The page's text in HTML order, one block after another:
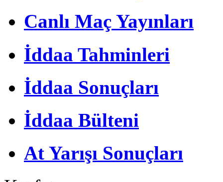
Canlı Maç Yayınları
İddaa Tahminleri
İddaa Sonuçları
İddaa Bülteni
At Yarışı Sonuçları